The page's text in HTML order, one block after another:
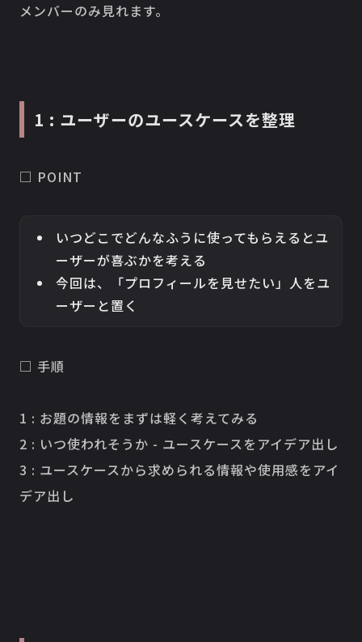
メンバーのみ見れます。
1 : ユーザーのユースケースを整理
□ POINT
いつどこでどんなふうに使ってもらえるとユ
ーザーが喜ぶかを考える
今回は、「プロフィールを見せたい」人をユ
ーザーと置く
□ 手順
1 : お題の情報をまずは軽く考えてみる
2 : いつ使われそうか - ユースケースをアイデア出し
3 : ユースケースから求められる情報や使用感をアイ
デア出し